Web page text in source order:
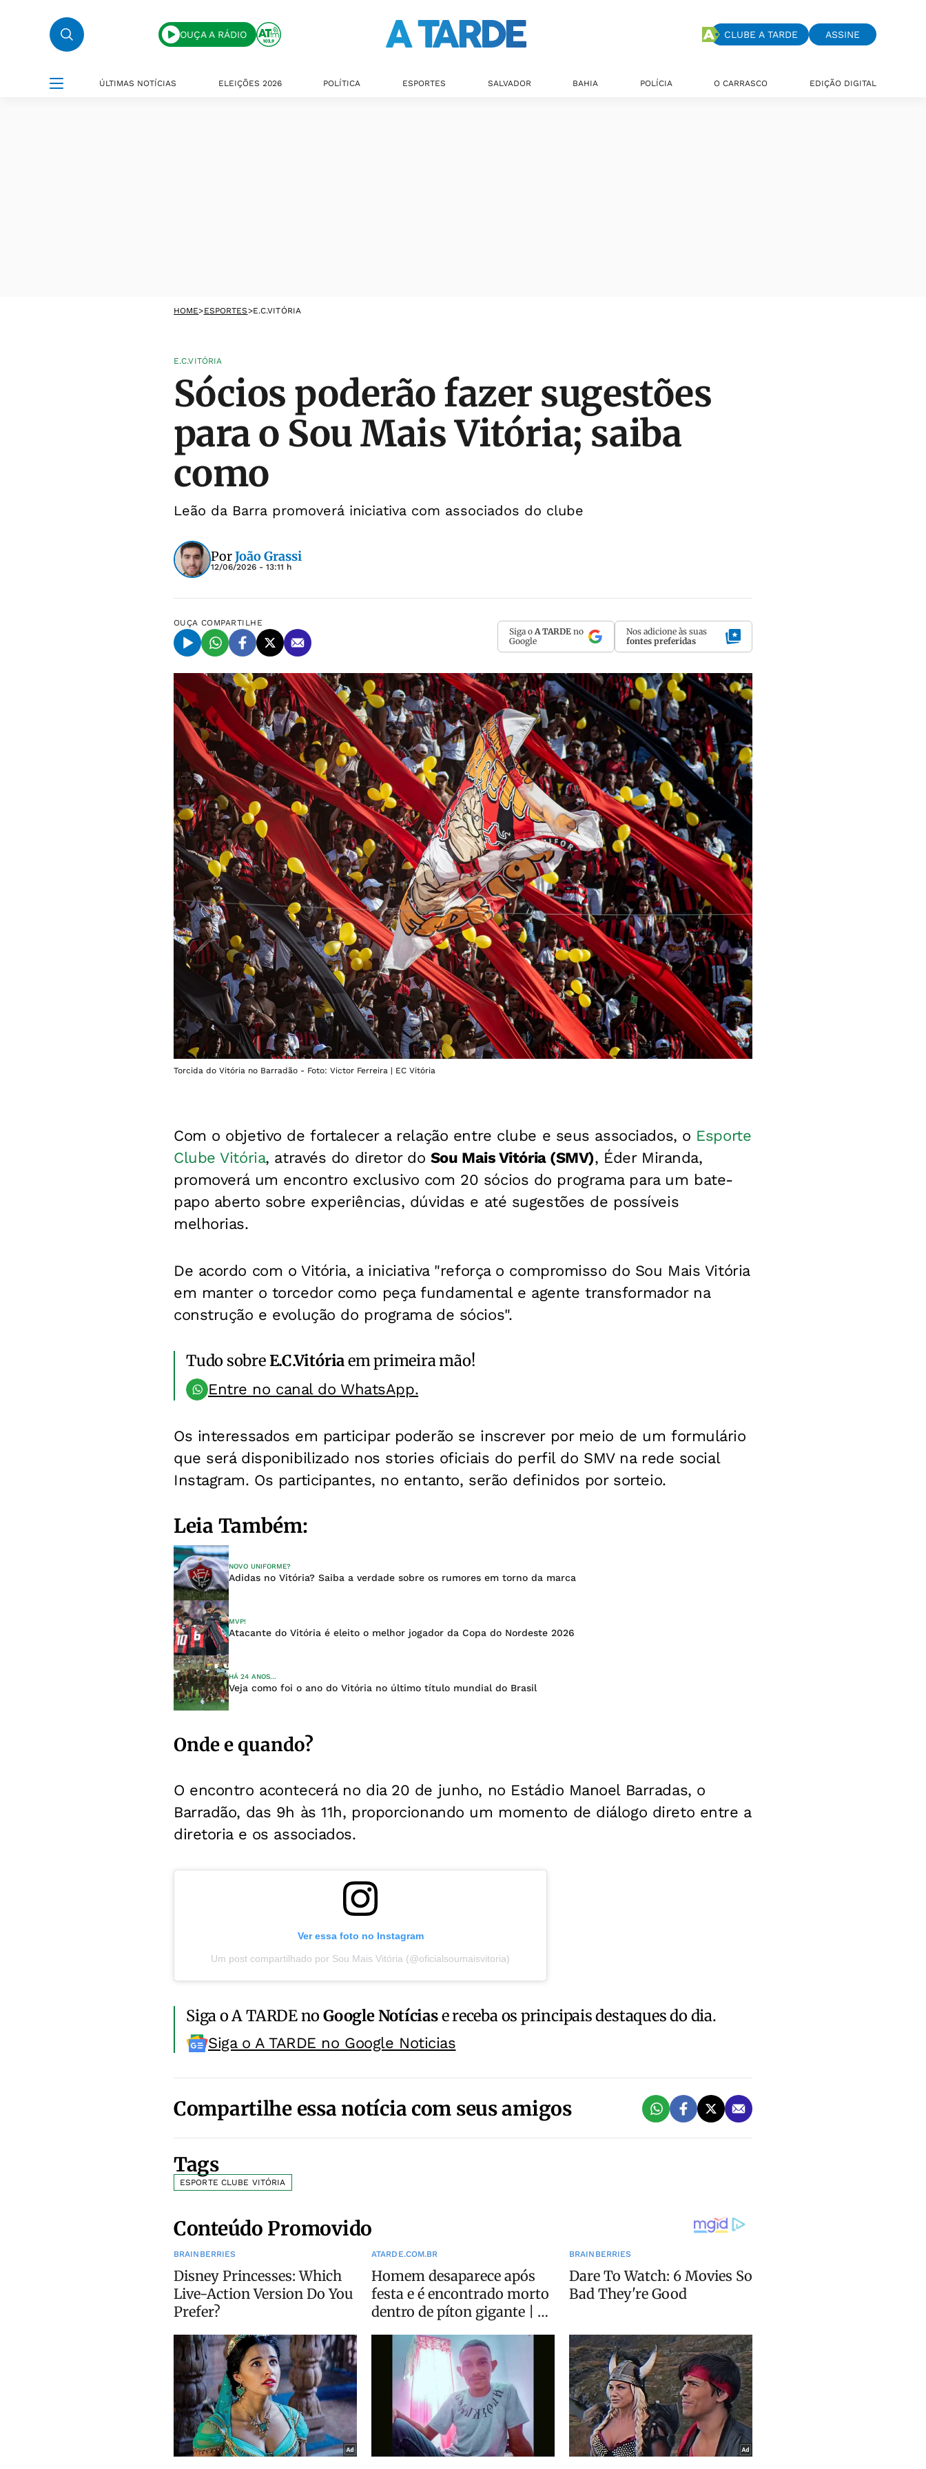
OUÇA A RÁDIO CLUBE A TARDE ASSINE
ÚLTIMAS NOTÍCIAS ELEIÇÕES 2026 POLÍTICA ESPORTES SALVADOR BAHIA POLÍCIA O CARRASCO EDIÇÃO DIGITAL
HOME>ESPORTES>E.C.VITÓRIA
E.C.VITÓRIA
Sócios poderão fazer sugestões
para o Sou Mais Vitória; saiba
como
Leão da Barra promoverá iniciativa com associados do clube
PorJoão Grassi
12/06/2026 - 13:11 h
OUÇA COMPARTILHE
Siga o A TARDE no
Google
Nos adicione às suas
fontes preferidas
Torcida do Vitória no Barradão - Foto: Victor Ferreira | EC Vitória
Com o objetivo de fortalecer a relação entre clube e seus associados, o Esporte
Clube Vitória, através do diretor do Sou Mais Vitória (SMV), Éder Miranda,
promoverá um encontro exclusivo com 20 sócios do programa para um bate-
papo aberto sobre experiências, dúvidas e até sugestões de possíveis
melhorias.
De acordo com o Vitória, a iniciativa "reforça o compromisso do Sou Mais Vitória
em manter o torcedor como peça fundamental e agente transformador na
construção e evolução do programa de sócios".
Tudo sobreE.C.Vitóriaem primeira mão!
Entre no canal do WhatsApp.
Os interessados em participar poderão se inscrever por meio de um formulário
que será disponibilizado nos stories oficiais do perfil do SMV na rede social
Instagram. Os participantes, no entanto, serão definidos por sorteio.
Leia Também:
NOVO UNIFORME?
Adidas no Vitória? Saiba a verdade sobre os rumores em torno da marca
MVP!
Atacante do Vitória é eleito o melhor jogador da Copa do Nordeste 2026
HÁ 24 ANOS...
Veja como foi o ano do Vitória no último título mundial do Brasil
Onde e quando?
O encontro acontecerá no dia 20 de junho, no Estádio Manoel Barradas, o
Barradão, das 9h às 11h, proporcionando um momento de diálogo direto entre a
diretoria e os associados.
Ver essa foto no Instagram
Um post compartilhado por Sou Mais Vitória (@oficialsoumaisvitoria)
Siga o A TARDE noGoogle Notíciase receba os principais destaques do dia.
Siga o A TARDE no Google Noticias
Compartilhe essa notícia com seus amigos
Tags
ESPORTE CLUBE VITÓRIA